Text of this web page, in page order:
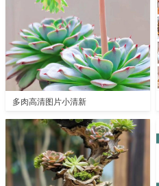
多肉高清图片小清新